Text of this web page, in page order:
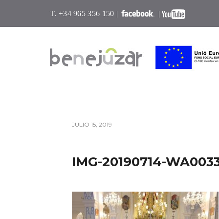
T. +34 965 356 150 | |
JULIO 15, 2019
IMG-20190714-